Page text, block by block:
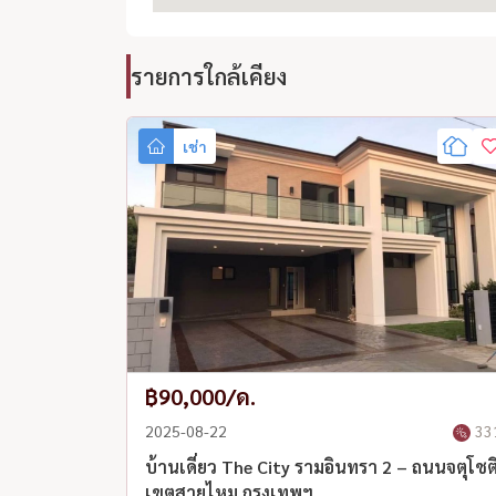
รายการใกล้เคียง
เช่า
฿90,000/ด.
2025-08-22
บ้านเดี่ยว The City รามอินทรา 2 – ถนนจตุโช